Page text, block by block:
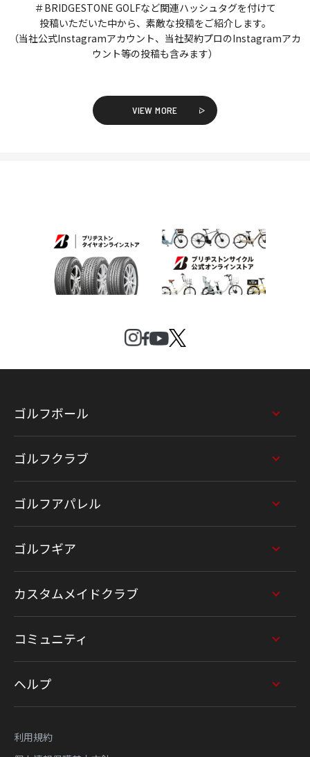
＃BRIDGESTONE GOLFなど関連ハッシュタグを付けて
投稿いただいた中から、素敵な投稿をご紹介します。
（当社公式Instagramアカウント、当社契約プロのInstagramアカ
ウント等の投稿も含みます）
VIEW MORE
ゴルフボール
ゴルフクラブ
ゴルフアパレル
ゴルフギア
カスタムメイドクラブ
コミュニティ
ヘルプ
利用規約